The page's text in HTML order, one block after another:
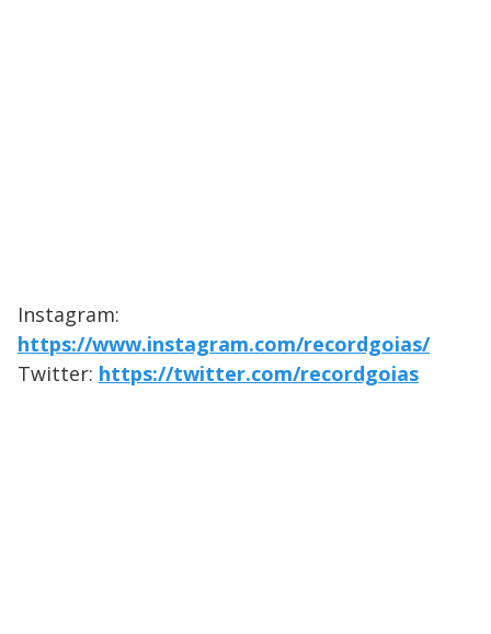
Instagram:
https://www.instagram.com/recordgoias/
Twitter: https://twitter.com/recordgoias